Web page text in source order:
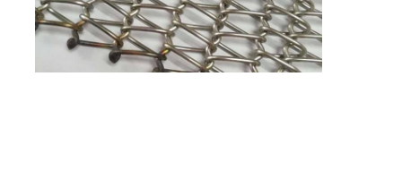
Wabenförderband
Förderkette-Platte